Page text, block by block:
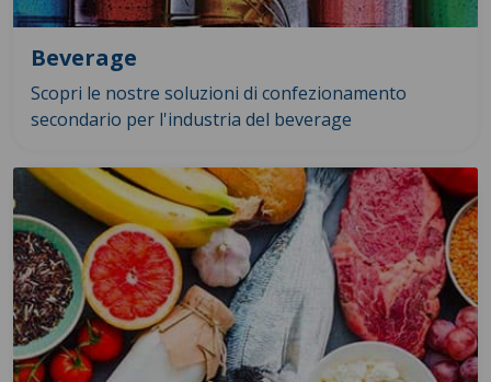
Beverage
Scopri le nostre soluzioni di confezionamento
secondario per l'industria del beverage